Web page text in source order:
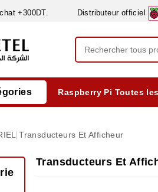
achat +300DT. Distributeur officiel
Raspberry Pi Toutes
Transducteurs Et Afficheur
Transducteurs Et